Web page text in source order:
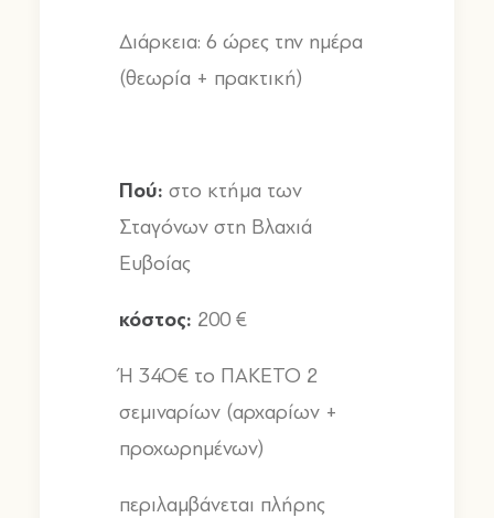
Διάρκεια: 6 ώρες την ημέρα
(θεωρία + πρακτική)
Πού: στο κτήμα των
Σταγόνων στη Βλαχιά
Ευβοίας
κόστος: 200 €
Ή 34Ο€ το ΠΑΚΕΤΟ 2
σεμιναρίων (αρχαρίων +
προχωρημένων)
περιλαμβάνεται πλήρης